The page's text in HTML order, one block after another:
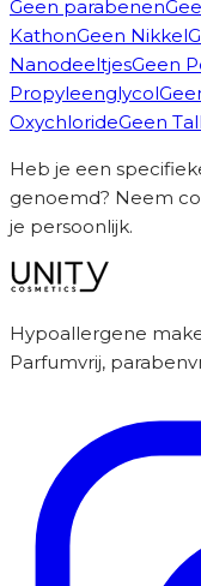
Geen parabenen
KathonGeen Nikkel
NanodeeltjesGeen
Propyleenglycol
OxychlorideGeen
Heb je een
genoemd? Neem
je persoonlijk.
Hypoallergene
Parfumvrij,